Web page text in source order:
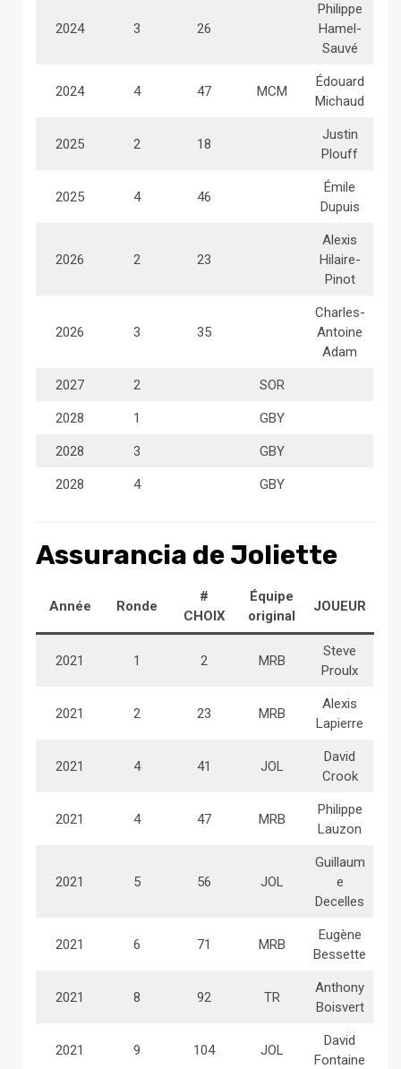
2024 3 26
Philippe
Hamel-
Sauvé
2024 4 47 MCM
Édouard
Michaud
2025 2 18
Justin
Plouff
2025 4 46
Émile
Dupuis
2026 2 23
Alexis
Hilaire-
Pinot
2026 3 35
Charles-
Antoine
Adam
2027 2 SOR
2028 1 GBY
2028 3 GBY
2028 4 GBY
Assurancia de Joliette
Année Ronde
#
CHOIX
Équipe
original
JOUEUR
2021 1 2 MRB
Steve
Proulx
2021 2 23 MRB
Alexis
Lapierre
2021 4 41 JOL
David
Crook
2021 4 47 MRB
Philippe
Lauzon
2021 5 56 JOL
Guillaum
e
Decelles
2021 6 71 MRB
Eugène
Bessette
2021 8 92 TR
Anthony
Boisvert
2021 9 104 JOL
David
Fontaine